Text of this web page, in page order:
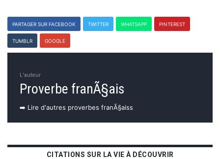
PARTAGER SUR FACEBOOK TWITTER WHATSAPP PINTEREST
TUMBLR GOOGLE
L'auteur
Proverbe franÃ§ais
➡️ Lire d'autres proverbes franÃ§aiss
CITATIONS SUR LA VIE À DÉCOUVRIR